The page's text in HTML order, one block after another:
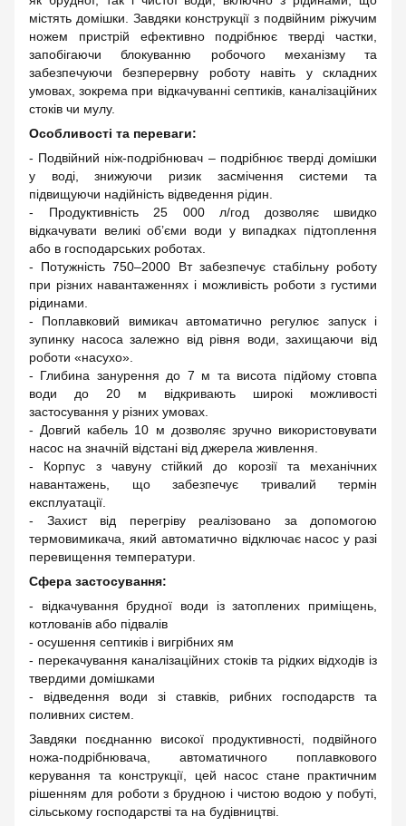
містять домішки. Завдяки конструкції з подвійним ріжучим
ножем пристрій ефективно подрібнює тверді частки,
запобігаючи блокуванню робочого механізму та
забезпечуючи безперервну роботу навіть у складних
умовах, зокрема при відкачуванні септиків, каналізаційних
стоків чи мулу.
Особливості та переваги:
- Подвійний ніж-подрібнювач – подрібнює тверді домішки
у воді, знижуючи ризик засмічення системи та
підвищуючи надійність відведення рідин.
- Продуктивність 25 000 л/год дозволяє швидко
відкачувати великі об’єми води у випадках підтоплення
або в господарських роботах.
- Потужність 750–2000 Вт забезпечує стабільну роботу
при різних навантаженнях і можливість роботи з густими
рідинами.
- Поплавковий вимикач автоматично регулює запуск і
зупинку насоса залежно від рівня води, захищаючи від
роботи «насухо».
- Глибина занурення до 7 м та висота підйому стовпа
води до 20 м відкривають широкі можливості
застосування у різних умовах.
- Довгий кабель 10 м дозволяє зручно використовувати
насос на значній відстані від джерела живлення.
- Корпус з чавуну стійкий до корозії та механічних
навантажень, що забезпечує тривалий термін
експлуатації.
- Захист від перегріву реалізовано за допомогою
термовимикача, який автоматично відключає насос у разі
перевищення температури.
Сфера застосування:
- відкачування брудної води із затоплених приміщень,
котлованів або підвалів
- осушення септиків і вигрібних ям
- перекачування каналізаційних стоків та рідких відходів із
твердими домішками
- відведення води зі ставків, рибних господарств та
поливних систем.
Завдяки поєднанню високої продуктивності, подвійного
ножа-подрібнювача, автоматичного поплавкового
керування та конструкції, цей насос стане практичним
рішенням для роботи з брудною і чистою водою у побуті,
сільському господарстві та на будівництві.